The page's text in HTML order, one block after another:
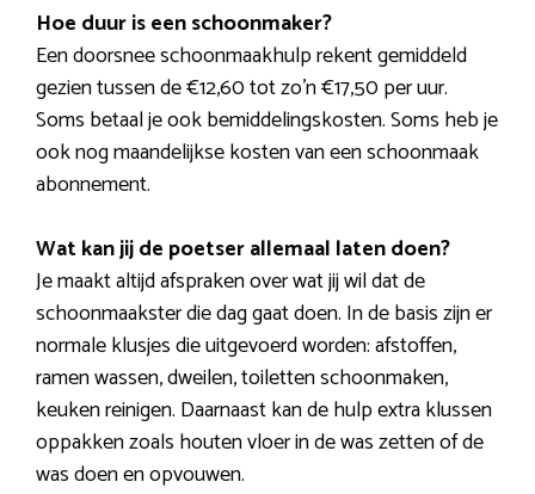
Hoe duur is een schoonmaker?
Een doorsnee schoonmaakhulp rekent gemiddeld
gezien tussen de €12,60 tot zo’n €17,50 per uur.
Soms betaal je ook bemiddelingskosten. Soms heb je
ook nog maandelijkse kosten van een schoonmaak
abonnement.
Wat kan jij de poetser allemaal laten doen?
Je maakt altijd afspraken over wat jij wil dat de
schoonmaakster die dag gaat doen. In de basis zijn er
normale klusjes die uitgevoerd worden: afstoffen,
ramen wassen, dweilen, toiletten schoonmaken,
keuken reinigen. Daarnaast kan de hulp extra klussen
oppakken zoals houten vloer in de was zetten of de
was doen en opvouwen.